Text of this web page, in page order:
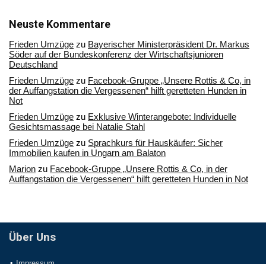
Archiv
Neuste Kommentare
Frieden Umzüge zu Bayerischer Ministerpräsident Dr. Markus
Söder auf der Bundeskonferenz der Wirtschaftsjunioren
Deutschland
Frieden Umzüge zu Facebook-Gruppe „Unsere Rottis & Co, in
der Auffangstation die Vergessenen“ hilft geretteten Hunden in
Not
Frieden Umzüge zu Exklusive Winterangebote: Individuelle
Gesichtsmassage bei Natalie Stahl
Frieden Umzüge zu Sprachkurs für Hauskäufer: Sicher
Immobilien kaufen in Ungarn am Balaton
Marion zu Facebook-Gruppe „Unsere Rottis & Co, in der
Auffangstation die Vergessenen“ hilft geretteten Hunden in Not
Über Uns